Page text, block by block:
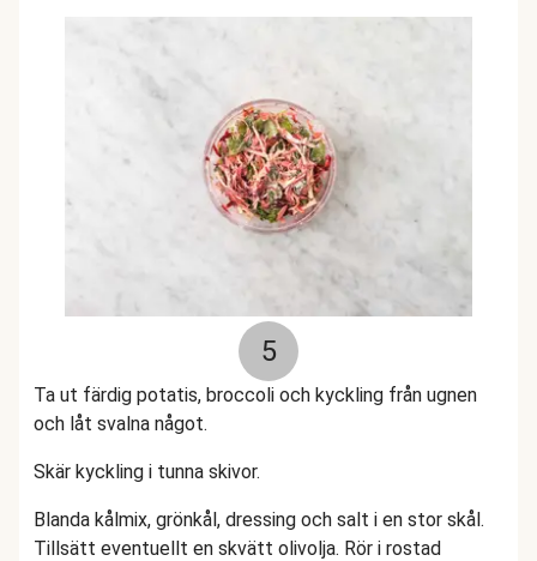
5
Ta ut färdig potatis, broccoli och kyckling från ugnen
och låt svalna något.
Skär kyckling i tunna skivor.
Blanda kålmix, grönkål, dressing och salt i en stor skål.
Tillsätt eventuellt en skvätt olivolja. Rör i rostad